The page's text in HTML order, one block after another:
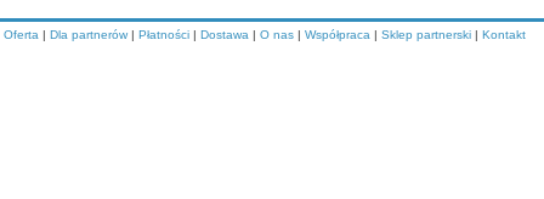
Oferta | Dla partnerów | Płatności | Dostawa | O nas | Współpraca | Sklep partnerski | Kontakt